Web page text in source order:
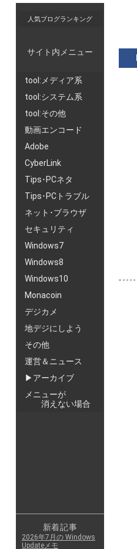
人気ブログランキング
サイト内メニュー
tool:メディア系
tool:システム系
tool:その他
動画エンコード
Adobe
CyberLink
Tips･PCネタ
Tips･PCトラブル
ネット･ブラウザ
セキュリティ
Windows7
Windows8
Windows10
Monacoin
デジカメ
地デジにしよう
その他
運営＆ニュース
▶アーカイブ
メニューが
消えない場合
新着記事
2026年7月の Windows
Updateメモ